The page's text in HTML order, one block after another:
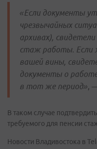
«Если документы
чрезвычайных
архивах),
стаж работы. Если
вашей вины,
документы о
в тот же период»,
В таком случае
требуемого для пенсии
Новости Владивостока в